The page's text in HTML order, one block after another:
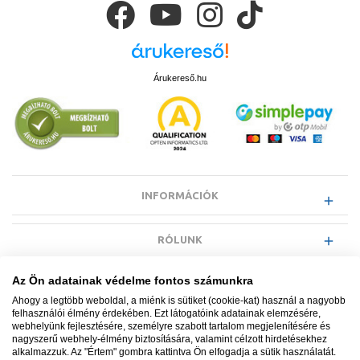
Árukereső.hu
INFORMÁCIÓK
RÓLUNK
EGYÉB INFORMÁCIÓK
VÁSÁRLÓI INFORMÁCIÓK
Az Ön adatainak védelme fontos számunkra
Ahogy a legtöbb weboldal, a miénk is sütiket (cookie-kat) használ a nagyobb
felhasználói élmény érdekében. Ezt látogatóink adatainak elemzésére,
webhelyünk fejlesztésére, személyre szabott tartalom megjelenítésére és
nagyszerű webhely-élmény biztosítására, valamint célzott hirdetésekhez
alkalmazzuk. Az "Értem" gombra kattintva Ön elfogadja a sütik használatát.